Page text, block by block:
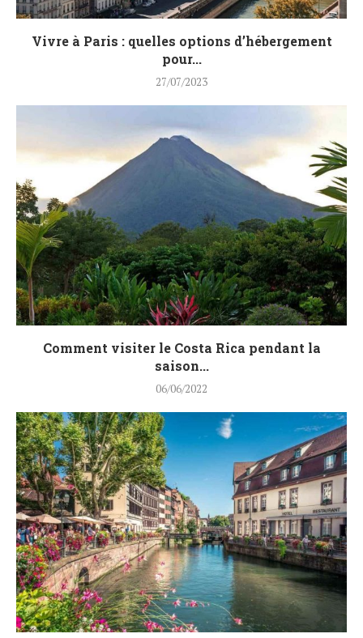
Vivre à Paris : quelles options d’hébergement
pour...
27/07/2023
Comment visiter le Costa Rica pendant la
saison...
06/06/2022